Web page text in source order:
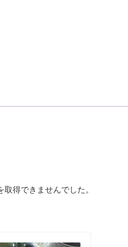
得できませんでした。